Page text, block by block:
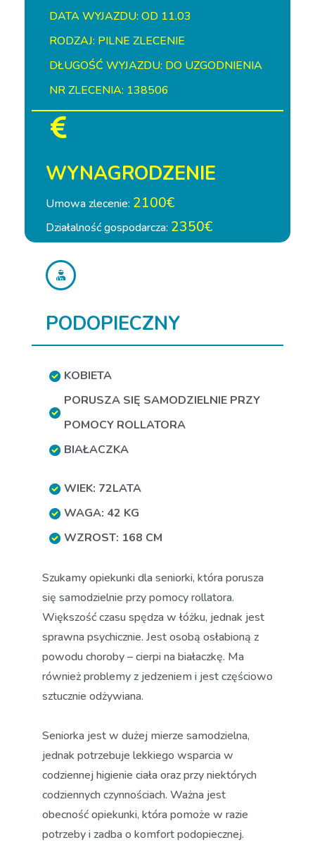
DATA WYJAZDU: OD 11.03
RODZAJ: PILNE ZLECENIE
DŁUGOŚĆ WYJAZDU: DO UZGODNIENIA
NR ZLECENIA: 138506
WYNAGRODZENIE
Umowa zlecenie: 2100€
Działalność gospodarcza: 2350€
PODOPIECZNY
KOBIETA
PORUSZA SIĘ SAMODZIELNIE PRZY
POMOCY ROLLATORA
BIAŁACZKA
WIEK: 72LATA
WAGA: 42 KG
WZROST: 168 CM
Szukamy opiekunki dla seniorki, która porusza
się samodzielnie przy pomocy rollatora.
Większość czasu spędza w łóżku, jednak jest
sprawna psychicznie. Jest osobą osłabioną z
powodu choroby – cierpi na białaczkę. Ma
również problemy z jedzeniem i jest częściowo
sztucznie odżywiana.
Seniorka jest w dużej mierze samodzielna,
jednak potrzebuje lekkiego wsparcia w
codziennej higienie ciała oraz przy niektórych
codziennych czynnościach. Ważna jest
obecność opiekunki, która pomoże w razie
potrzeby i zadba o komfort podopiecznej.